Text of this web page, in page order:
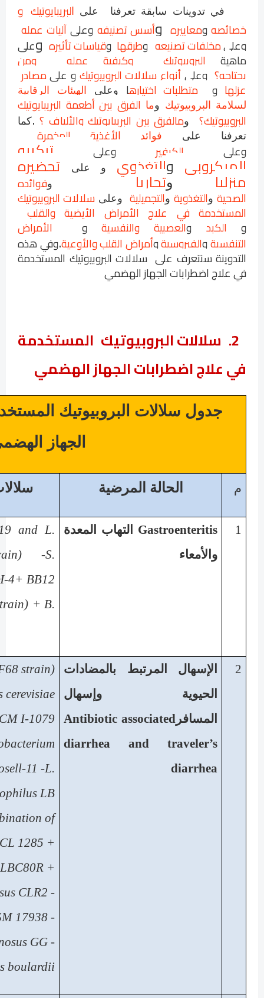
في تدوينات سابقةتعرفنا على البريبايوتيك و
خصائصه ومعاييره وأسس تصنيفه وعلىآليات عمله
وعلىمخلفات تصنيعه وطرقها وقياسات تأثيرهوعلى
ماهية البروبيوتيك وكيفية عمله ومن
يحتاجه؟ وعلىأنواع سلالات البروبيوتيك و علىمصادر
عزلها و متطلبات اختيارها وعلى الهيئات الرقابية
لسلامة البروبيوتيك وما الفرق بين أطعمة البريبايوتيك
البروبيوتيك؟ومالفرق بين البريبايوتيك والألياف ؟.كما
تعرفنا على فوائد الأغذية المخمرة
وعلى
الكيفير وعلى تركيبه
الميكروبي والتغذوي و على تحضيره
منزليا وتجاريا وفوائده
الصحية والتغذوية والتجميلية وعلى سلالات البروبيوتيك
المستخدمة في علاج الأمراض الأيضية والقلب
و الكبد والعصبية والنفسيةو
الأمراض
التنفسيةوالفيروسيةوأمراض القلب والأوعية.وفي هذه
التدوينة سنتعرف على سلالات البروبيوتيك المستخدمة
في علاج اضطرابات الجهاز الهضمي
2. سلالات البروبيوتيك المستخدمة
في علاج اضطرابات الجهاز الهضمي
جدول سلالات البروبيوتيك
الجهاز
م الحالة المرضية
1
Gastroenteritis
التهاب المعدة
والأمعاء
and L.
-S.
4+ BB12
+ B.
2
الإسهال المرتبط بالمضادات
الحيوية وإسهال
المسافر Antibiotic associated
diarrhea and traveler’s
diarrhea
strain)
cerevisiae
I-1079
11 -L.
LB
of
1285 +
+
CLR2 -
17938 -
GG -
boulardii